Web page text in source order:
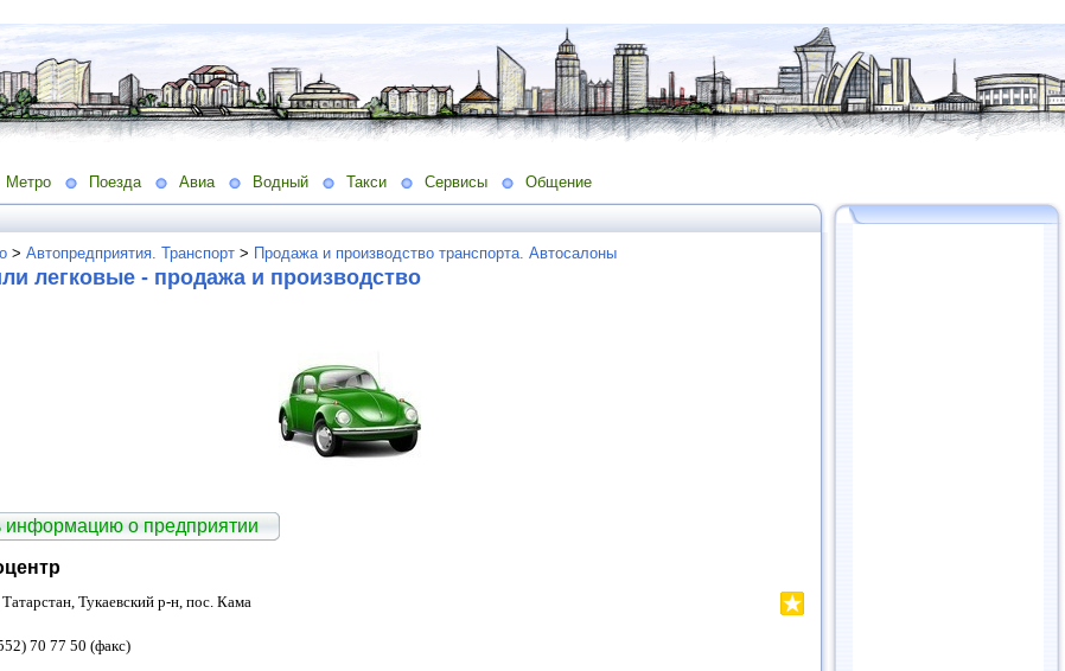
Метро Поезда Авиа Водный Такси Сервисы Общение
> Автопредприятия. Транспорт > Продажа и производство транспорта. Автосалоны
легковые - продажа и производство
информацию о предприятии
Тукаевский р-н, пос. Кама
70 77 50 (факс)